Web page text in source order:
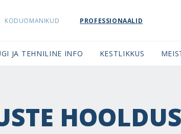
KODUOMANIKUD PROFESSIONAALID
JA TEHNILINE INFO KESTLIKKUS
HOOLDUS